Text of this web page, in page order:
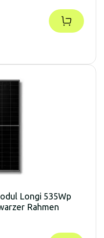
Longi 535Wp
Rahmen